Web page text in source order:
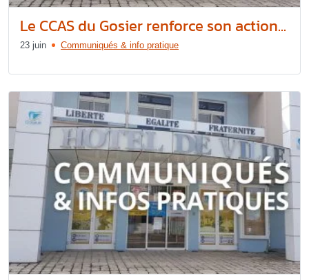
Le CCAS du Gosier renforce son action...
23 juin Communiqués & info pratique